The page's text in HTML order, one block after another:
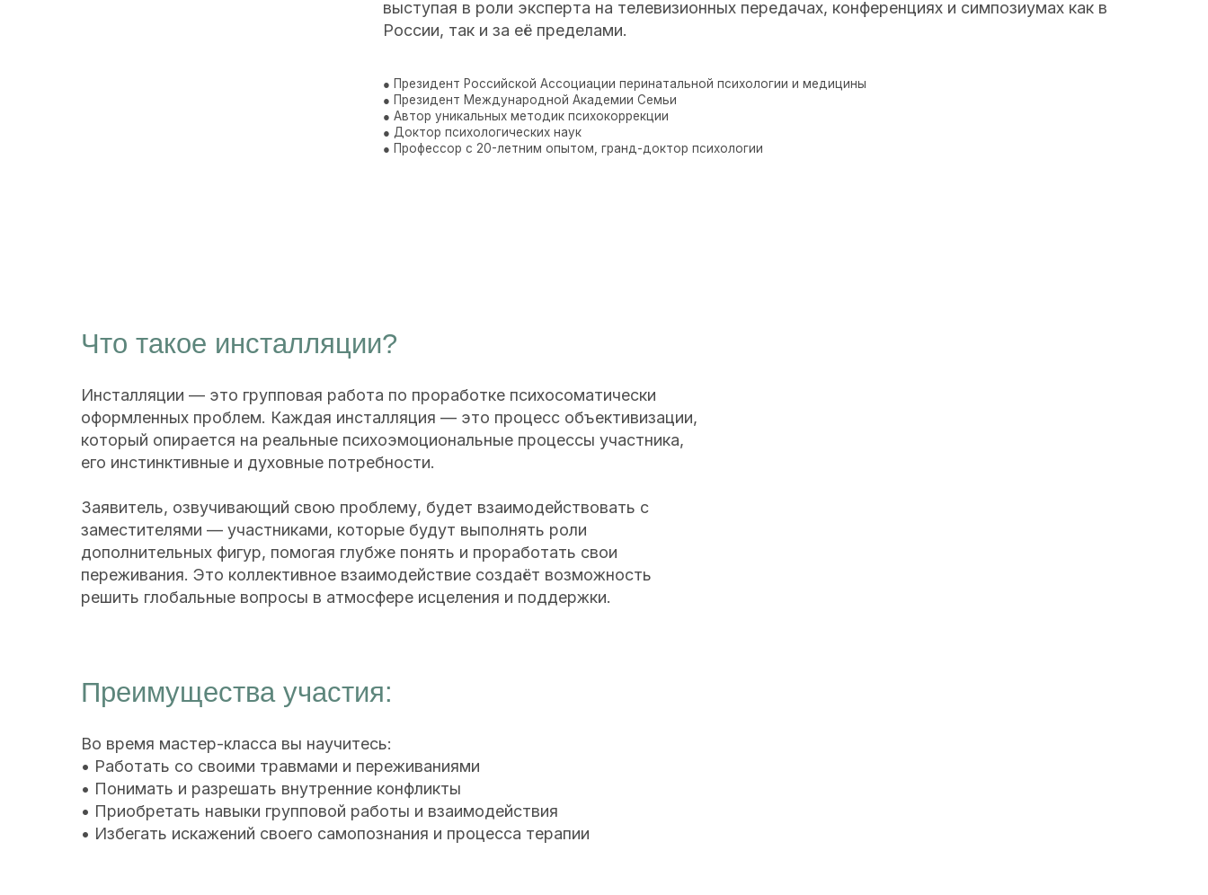
● Профессор с 20-летним опытом, гранд-доктор психологии
Заявитель, озвучивающий свою проблему, будет взаимодействовать с
заместителями — участниками, которые будут выполнять роли
переживания. Это коллективное взаимодействие создаёт возможность
решить глобальные вопросы в атмосфере исцеления и поддержки.
Во время мастер-класса вы научитесь:
• Работать со своими травмами и переживаниями
• Понимать и разрешать внутренние конфликты
• Приобретать навыки групповой работы и взаимодействия
Преимущества участия: